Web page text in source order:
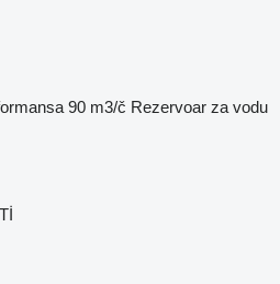
90 m3/č Rezervoar za vodu